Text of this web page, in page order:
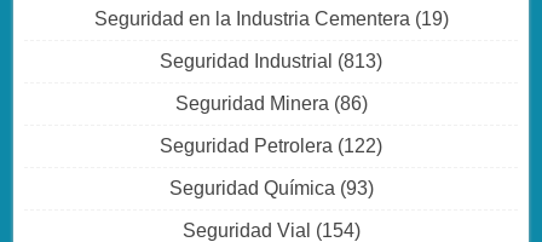
Seguridad en la Industria Cementera (19)
Seguridad Industrial (813)
Seguridad Minera (86)
Seguridad Petrolera (122)
Seguridad Química (93)
Seguridad Vial (154)